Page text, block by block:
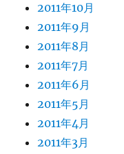
2011年10月
2011年9月
2011年8月
2011年7月
2011年6月
2011年5月
2011年4月
2011年3月